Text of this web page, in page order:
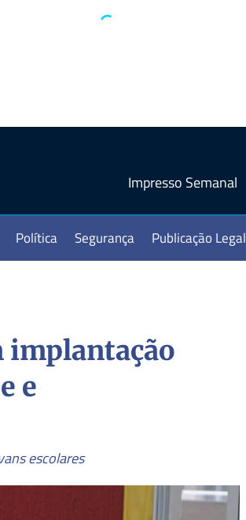
Impresso Semanal
Política Segurança Publicação Legal
implantação
e
escolares